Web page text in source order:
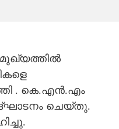
. കെ.എൻ.എം
ചെയ്തു.